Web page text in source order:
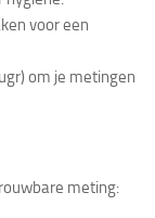
voor een
om je metingen
meting: